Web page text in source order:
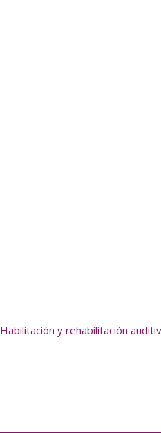
Habilitación y rehabilitación